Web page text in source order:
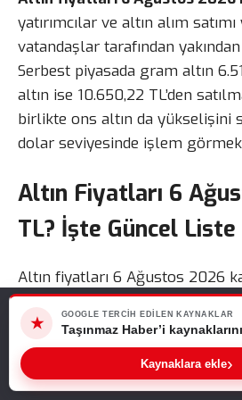
yatırımcılar ve altın alım
vatandaşlar tarafından
Serbest piyasada gram altın
altın ise 10.650,22 TL’den
birlikte ons altın da yükselişini
dolar seviyesinde işlem
Altın Fiyatları 6
TL? İşte Güncel Liste
Altın fiyatları 6 Ağustos 2026
ilişkin güncel rakamlar
piyasada birçok altın türünde
etmektedir.
6 Ağustos 2026 Perşembe
Web sitemizde size en iyi deneyimi
kullanıyoruz. Bu siteyi kullanmaya
ettiğinizi
Tamam
★
GOOGLE TERCIH EDILEN KAYNAKLAR
Taşınmaz Haber’i
Kaynaklara ekle›